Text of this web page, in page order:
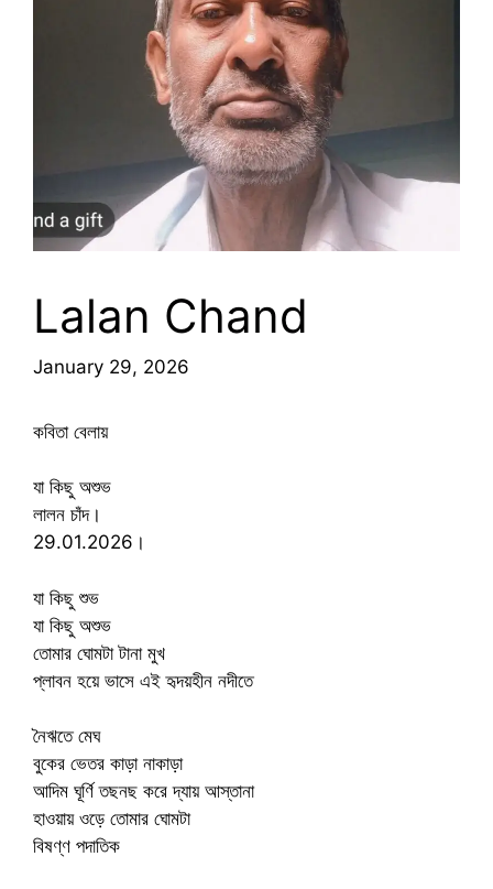
Lalan Chand
January 29, 2026
কবিতা বেলায়
যা কিছু অশুভ
লালন চাঁদ।
29.01.2026।
যা কিছু শুভ
যা কিছু অশুভ
তোমার ঘোমটা টানা মুখ
প্লাবন হয়ে ভাসে এই হৃদয়হীন নদীতে
নৈঋতে মেঘ
বুকের ভেতর কাড়া নাকাড়া
আদিম ঘূর্ণি তছনছ করে দ্যায় আস্তানা
হাওয়ায় ওড়ে তোমার ঘোমটা
বিষণ্ণ পদাতিক